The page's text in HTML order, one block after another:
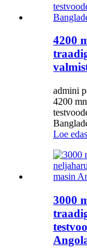
4200
admini
4200
Loe
3000